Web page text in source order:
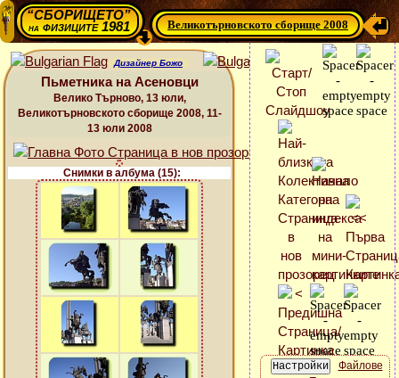
“СБОРИЩЕТО”
нафизиците 1981 Великотърновското сборище 2008
Дизайнер Божо
Пьметника на Асеновци
Велико Търново, 13 юли,
Великотърновското сборище 2008, 11-
13 юли 2008
Снимки в албума (15):
Файлове